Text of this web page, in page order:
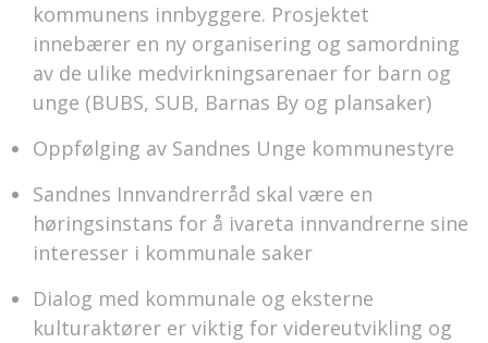
kommunens innbyggere. Prosjektet
innebærer en ny organisering og samordning
av de ulike medvirkningsarenaer for barn og
unge (BUBS, SUB, Barnas By og plansaker)
Oppfølging av Sandnes Unge kommunestyre
Sandnes Innvandrerråd skal være en
høringsinstans for å ivareta innvandrerne sine
interesser i kommunale saker
Dialog med kommunale og eksterne
kulturaktører er viktig for videreutvikling og